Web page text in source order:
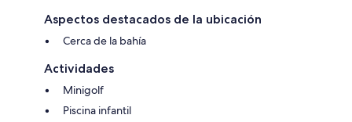
Aspectos destacados de la ubicación
Cerca de la bahía
Actividades
Minigolf
Piscina infantil